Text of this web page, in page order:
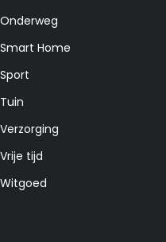
Onderweg
Smart Home
Sport
Tuin
Verzorging
Vrije tijd
Witgoed